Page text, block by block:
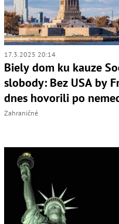
17.3.2025 20:14
Biely dom ku kauze
slobody: Bez USA by
dnes hovorili po
Zahraničné